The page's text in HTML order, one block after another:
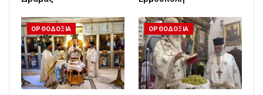
ΟΡΘΟΔΟΞΙΑ ΟΡΘΟΔΟΞΙΑ